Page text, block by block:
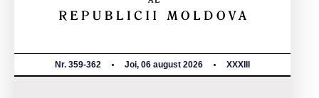
Nr. 359-362 Joi, 06 august 2026 XXXIII